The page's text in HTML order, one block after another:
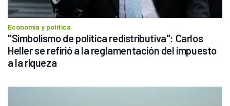
Economía y política
"Simbolismo de política redistributiva": Carlos
Heller se refirió a la reglamentación del impuesto
a la riqueza